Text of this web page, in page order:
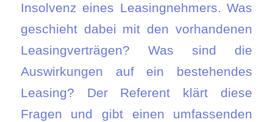
Insolvenz eines Leasingnehmers. Was
geschieht dabei mit den vorhandenen
Leasingverträgen? Was sind die
Auswirkungen auf ein bestehendes
Leasing? Der Referent klärt diese
Fragen und gibt einen umfassenden